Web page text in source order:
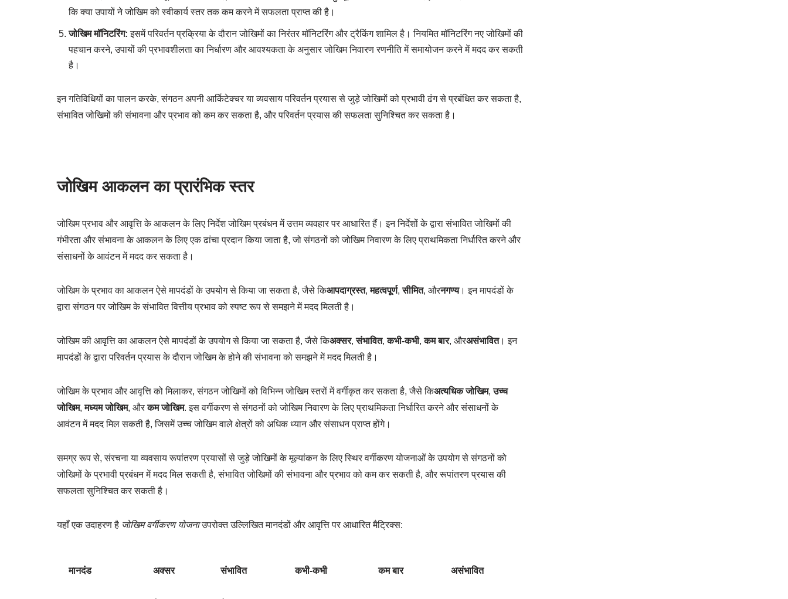
कि क्या उपायों ने जोखिम को स्वीकार्य स्तर तक कम करने में सफलता प्राप्त की है।
जोखिम मॉनिटरिंग: इसमें परिवर्तन प्रक्रिया के दौरान जोखिमों का निरंतर मॉनिटरिंग और ट्रैकिंग शामिल है। नियमित मॉनिटरिंग नए जोखिमों की
पहचान करने, उपायों की प्रभावशीलता का निर्धारण और आवश्यकता के अनुसार जोखिम निवारण रणनीति में समायोजन करने में मदद कर सकती
है।
इन गतिविधियों का पालन करके, संगठन अपनी आर्किटेक्चर या व्यवसाय परिवर्तन प्रयास से जुड़े जोखिमों को प्रभावी ढंग से प्रबंधित कर सकता है,
संभावित जोखिमों की संभावना और प्रभाव को कम कर सकता है, और परिवर्तन प्रयास की सफलता सुनिश्चित कर सकता है।
जोखिम आकलन का प्रारंभिक स्तर
जोखिम प्रभाव और आवृत्ति के आकलन के लिए निर्देश जोखिम प्रबंधन में उत्तम व्यवहार पर आधारित हैं। इन निर्देशों के द्वारा संभावित जोखिमों की
गंभीरता और संभावना के आकलन के लिए एक ढांचा प्रदान किया जाता है, जो संगठनों को जोखिम निवारण के लिए प्राथमिकता निर्धारित करने और
संसाधनों के आवंटन में मदद कर सकता है।
जोखिम के प्रभाव का आकलन ऐसे मापदंडों के उपयोग से किया जा सकता है, जैसे किआपदाग्रस्त,महत्वपूर्ण,सीमित, औरनगण्य। इन मापदंडों के
द्वारा संगठन पर जोखिम के संभावित वित्तीय प्रभाव को स्पष्ट रूप से समझने में मदद मिलती है।
जोखिम की आवृत्ति का आकलन ऐसे मापदंडों के उपयोग से किया जा सकता है, जैसे किअक्सर,संभावित,कभी-कभी,कम बार, औरअसंभावित। इन
मापदंडों के द्वारा परिवर्तन प्रयास के दौरान जोखिम के होने की संभावना को समझने में मदद मिलती है।
जोखिम के प्रभाव और आवृत्ति को मिलाकर, संगठन जोखिमों को विभिन्न जोखिम स्तरों में वर्गीकृत कर सकता है, जैसे किअत्यधिक जोखिम,उच्च
जोखिम,मध्यम जोखिम, औरकम जोखिम. इस वर्गीकरण से संगठनों को जोखिम निवारण के लिए प्राथमिकता निर्धारित करने और संसाधनों के
आवंटन में मदद मिल सकती है, जिसमें उच्च जोखिम वाले क्षेत्रों को अधिक ध्यान और संसाधन प्राप्त होंगे।
समग्र रूप से, संरचना या व्यवसाय रूपांतरण प्रयासों से जुड़े जोखिमों के मूल्यांकन के लिए स्थिर वर्गीकरण योजनाओं के उपयोग से संगठनों को
जोखिमों के प्रभावी प्रबंधन में मदद मिल सकती है, संभावित जोखिमों की संभावना और प्रभाव को कम कर सकती है, और रूपांतरण प्रयास की
सफलता सुनिश्चित कर सकती है।
यहाँ एक उदाहरण है जोखिम वर्गीकरण योजनाउपरोक्त उल्लिखित मानदंडों और आवृत्ति पर आधारित मैट्रिक्स:
मानदंड अक्सर संभावित कभी-कभी कम बार असंभावित